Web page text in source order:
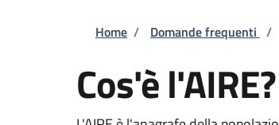
Briciole di
Home / Domande frequenti /
Cos'è l'AIRE?